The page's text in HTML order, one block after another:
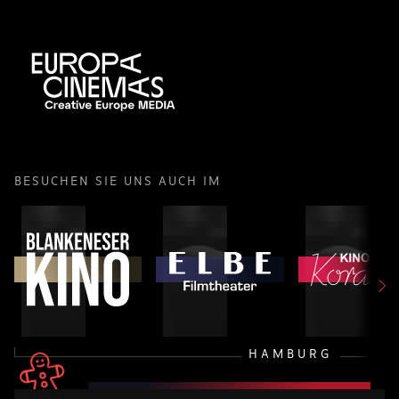
BESUCHEN SIE UNS AUCH IM
HAMBURG